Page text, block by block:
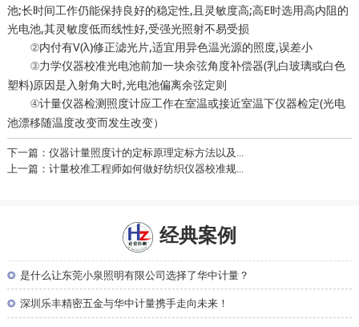
池;长时间工作仍能保持良好的稳定性,且灵敏度高;高E时选用高内阻的
光电池,其灵敏度低而线性好,受强光照射不易受损
②内付有V(λ)修正滤光片,适宜用异色温光源的照度,误差小
③力学仪器校准光电池前加一块余弦角度补偿器(乳白玻璃或白色
塑料)原因是入射角大时,光电池偏离余弦定则
④计量仪器检测照度计应工作在室温或接近室温下仪器检定(光电
池漂移随温度改变而发生改变）
下一篇：仪器计量照度计的定标原理定标方法以及...
上一篇：计量校准工程师如何做好纺织仪器校准规...
经典案例
◎ 是什么让东莞小泉照明有限公司选择了华中计量？
◎ 深圳乐丰精密五金与华中计量携手走向未来！